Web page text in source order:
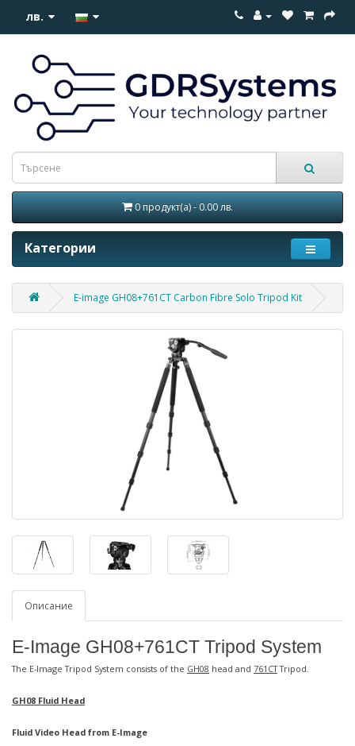
лв.
0 продукт(а) - 0.00 лв.
Категории
E-image GH08+761CT Carbon Fibre Solo Tripod Kit
Описание
E-Image GH08+761CT Tripod System
The E-Image Tripod System consists of the GH08 head and 761CTTripod.
GH08 Fluid Head
Fluid Video Head from E-Image